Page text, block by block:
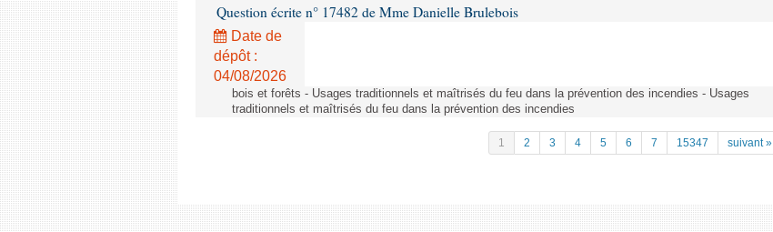
Question écrite n° 17482 de Mme Danielle Brulebois
Date de
dépôt :
04/08/2026
bois et forêts - Usages traditionnels et maîtrisés du feu dans la prévention des incendies - Usages
traditionnels et maîtrisés du feu dans la prévention des incendies
1 2 3 4 5 6 7 15347 suivant »